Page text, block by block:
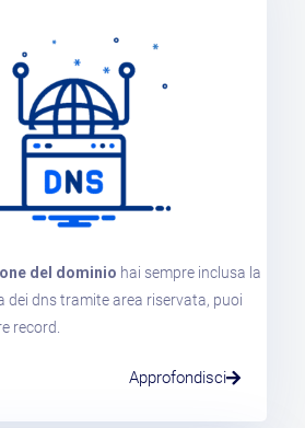
del dominio hai sempre inclusa la
dei dns tramite area riservata, puoi
record.
Approfondisci